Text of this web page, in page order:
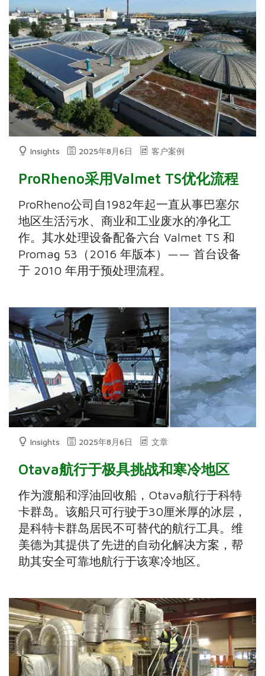
Insights 2025年8月6日 客户案例
ProRheno采用Valmet TS优化流程
ProRheno公司自1982年起一直从事巴塞尔
地区生活污水、商业和工业废水的净化工
作。其水处理设备配备六台 Valmet TS 和
Promag 53（2016 年版本）—— 首台设备
于 2010 年用于预处理流程。
Insights 2025年8月6日 文章
Otava航行于极具挑战和寒冷地区
作为渡船和浮油回收船，Otava航行于科特
卡群岛。该船只可行驶于30厘米厚的冰层，
是科特卡群岛居民不可替代的航行工具。维
美德为其提供了先进的自动化解决方案，帮
助其安全可靠地航行于该寒冷地区。